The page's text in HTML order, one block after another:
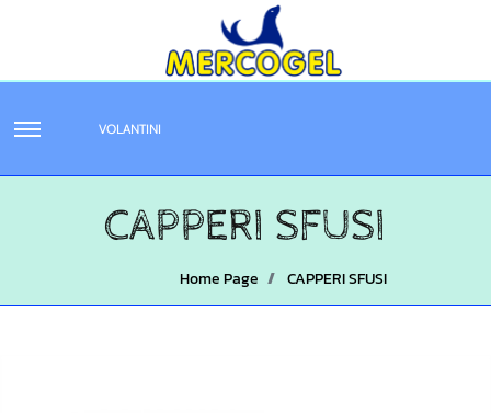
VOLANTINI
CAPPERI SFUSI
Home Page CAPPERI SFUSI